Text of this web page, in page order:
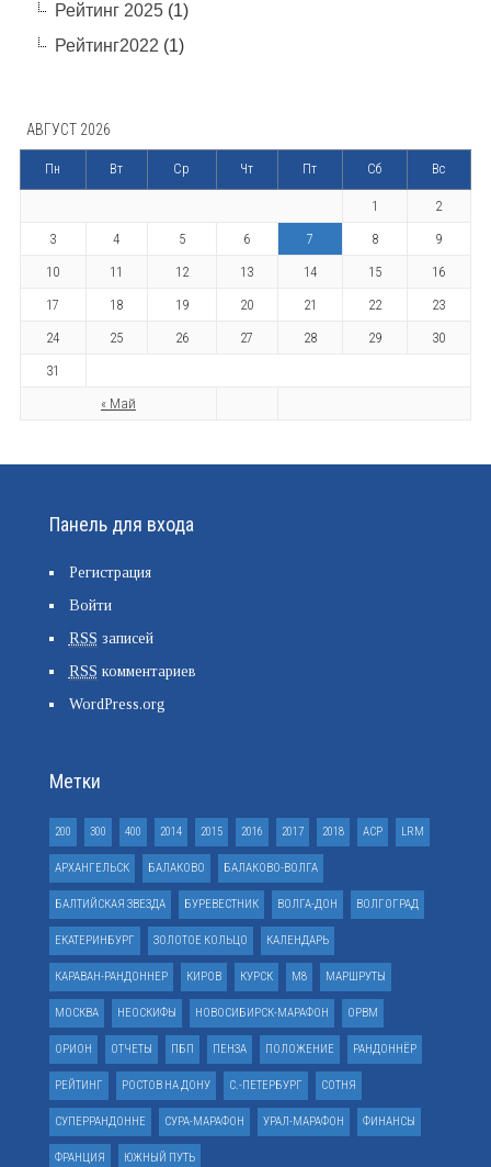
Рейтинг 2025(1)
Рейтинг2022 (1)
АВГУСТ 2026
Пн Вт Ср Чт Пт Сб Вс
« Май
1
2
3
4 5 6 7 8
9
10
11 12 13 14 15
16
17
18 19 20 21 22
23
24
25 26 27 28 29
30
31
Панель для входа
Регистрация
Войти
RSS записей
RSS комментариев
WordPress.org
Метки
200 300 400 2014 2015 2016 2017 2018 ACP LRM
АРХАНГЕЛЬСК БАЛАКОВО БАЛАКОВО-ВОЛГА
БАЛТИЙСКАЯ ЗВЕЗДА БУРЕВЕСТНИК ВОЛГА-ДОН ВОЛГОГРАД
ЕКАТЕРИНБУРГ ЗОЛОТОЕ КОЛЬЦО КАЛЕНДАРЬ
КАРАВАН-РАНДОННЕР КИРОВ КУРСК М8 МАРШРУТЫ
МОСКВА НЕОСКИФЫ НОВОСИБИРСК-МАРАФОН ОРВМ
ОРИОН ОТЧЕТЫ ПБП ПЕНЗА ПОЛОЖЕНИЕ РАНДОННЁР
РЕЙТИНГ РОСТОВ НА ДОНУ С.-ПЕТЕРБУРГ СОТНЯ
СУПЕРРАНДОННЕ СУРА-МАРАФОН УРАЛ-МАРАФОН ФИНАНСЫ
ФРАНЦИЯ ЮЖНЫЙ ПУТЬ